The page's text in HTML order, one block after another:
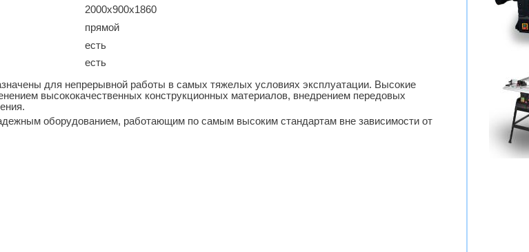
2000х900х1860
прямой
есть
есть
для непрерывной работы в самых тяжелых условиях эксплуатации. Высокие
высококачественных конструкционных материалов, внедрением передовых
оборудованием, работающим по самым высоким стандартам вне зависимости от